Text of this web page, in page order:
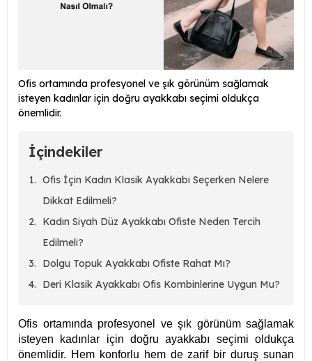
Ofis ortamında profesyonel ve şık görünüm sağlamak
isteyen kadınlar için doğru ayakkabı seçimi oldukça
önemlidir.
İçindekiler
Ofis İçin Kadın Klasik Ayakkabı Seçerken Nelere
Dikkat Edilmeli?
Kadın Siyah Düz Ayakkabı Ofiste Neden Tercih
Edilmeli?
Dolgu Topuk Ayakkabı Ofiste Rahat Mı?
Deri Klasik Ayakkabı Ofis Kombinlerine Uygun Mu?
Ofis ortamında profesyonel ve şık görünüm sağlamak
isteyen kadınlar için doğru ayakkabı seçimi oldukça
önemlidir. Hem konforlu hem de zarif bir duruş sunan